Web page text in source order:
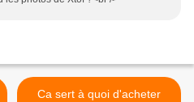
Ca sert à quoi d'acheter